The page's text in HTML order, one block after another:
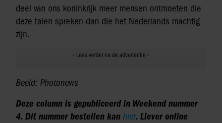
deel van ons koninkrijk meer mensen ontmoeten die
deze talen spreken dan die het Nederlands machtig
zijn.
Beeld: Photonews
Deze column is gepubliceerd in Weekend nummer
4. Dit nummer bestellen kan hier. Liever online